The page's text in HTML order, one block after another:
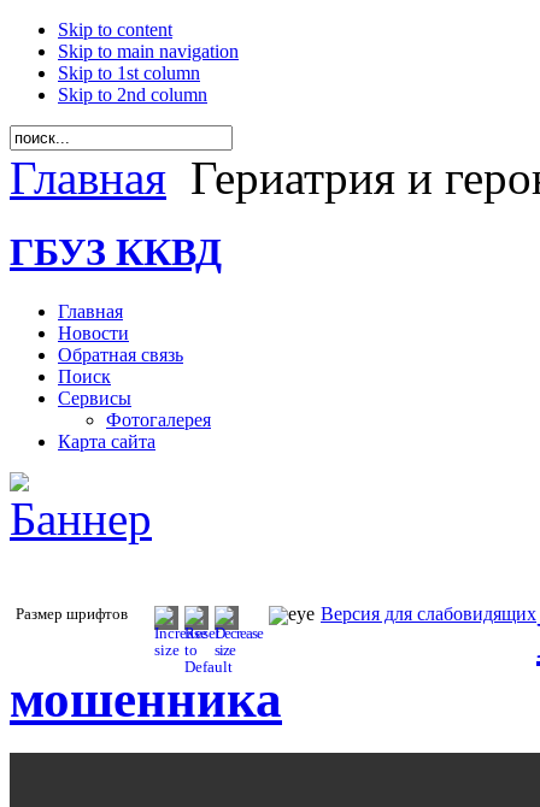
Skip to content
Skip to main navigation
Skip to 1st column
Skip to 2nd column
Главная Гериатрия и
ГБУЗ ККВД
Главная
Новости
Обратная связь
Поиск
Сервисы
Фотогалерея
Карта сайта
Размер шрифтов Версия для слабовидящих
мошенника